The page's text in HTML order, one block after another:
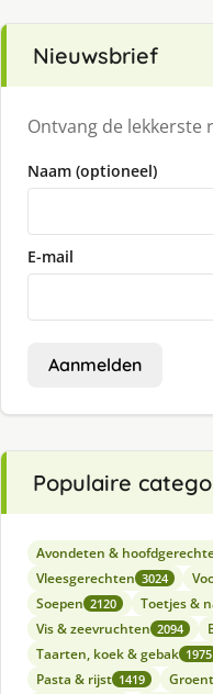
Nieuwsbrief
Ontvang de lekkerste
Naam (optioneel)
E-mail
Aanmelden
Populaire
Avondeten &
Vleesgerechten 3024
Soepen 2120 Toetjes &
Vis & zeevruchten 2094
Taarten, koek & gebak 1975
Pasta & rijst 1419